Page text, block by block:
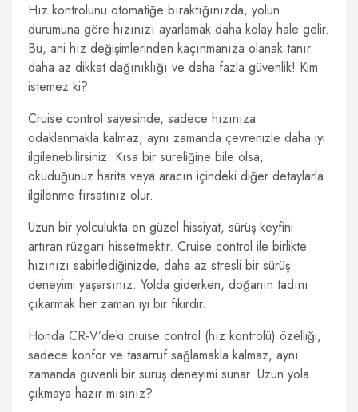
Hız kontrolünü otomatiğe bıraktığınızda, yolun
durumuna göre hızınızı ayarlamak daha kolay hale gelir.
Bu, ani hız değişimlerinden kaçınmanıza olanak tanır.
daha az dikkat dağınıklığı ve daha fazla güvenlik! Kim
istemez ki?
Cruise control sayesinde, sadece hızınıza
odaklanmakla kalmaz, aynı zamanda çevrenizle daha iyi
ilgilenebilirsiniz. Kısa bir süreliğine bile olsa,
okuduğunuz harita veya aracın içindeki diğer detaylarla
ilgilenme fırsatınız olur.
Uzun bir yolculukta en güzel hissiyat, sürüş keyfini
artıran rüzgarı hissetmektir. Cruise control ile birlikte
hızınızı sabitlediğinizde, daha az stresli bir sürüş
deneyimi yaşarsınız. Yolda giderken, doğanın tadını
çıkarmak her zaman iyi bir fikirdir.
Honda CR-V’deki cruise control (hız kontrolü) özelliği,
sadece konfor ve tasarruf sağlamakla kalmaz, aynı
zamanda güvenli bir sürüş deneyimi sunar. Uzun yola
çıkmaya hazır mısınız?